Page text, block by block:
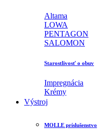
Altama
LOWA
PENTAGON
SALOMON
Starostlivosť o obuv
Impregnácia
Krémy
Výstroj
MOLLE príslušenstvo